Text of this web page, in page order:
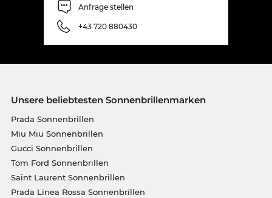
Anfrage stellen
+43 720 880430
Unsere beliebtesten Sonnenbrillenmarken
Prada Sonnenbrillen
Miu Miu Sonnenbrillen
Gucci Sonnenbrillen
Tom Ford Sonnenbrillen
Saint Laurent Sonnenbrillen
Prada Linea Rossa Sonnenbrillen